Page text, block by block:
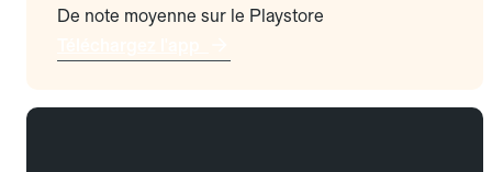
De note moyenne sur le Playstore